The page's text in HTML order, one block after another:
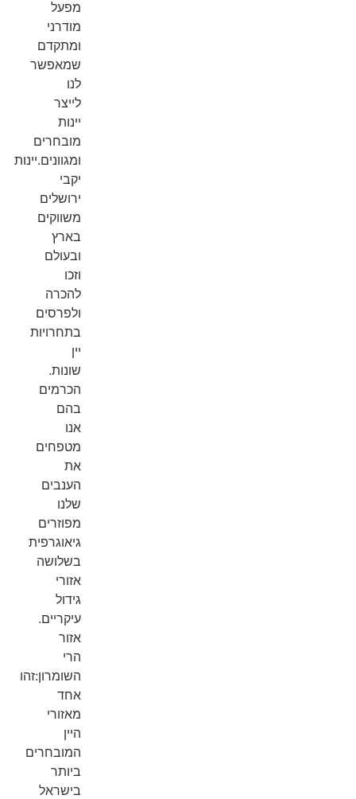
מפעל
מודרני
ומתקדם
שמאפשר
לנו
לייצר
יינות
מובחרים
ומגוונים.יינות
יקבי
ירושלים
משווקים
בארץ
ובעולם
וזכו
להכרה
ולפרסים
בתחרויות
יין
שונות.
הכרמים
בהם
אנו
מטפחים
את
הענבים
שלנו
מפוזרים
גיאוגרפית
בשלושה
אזורי
גידול
עיקריים.
אזור
הרי
השומרון:זהו
אחד
מאזורי
היין
המובחרים
ביותר
בישראל